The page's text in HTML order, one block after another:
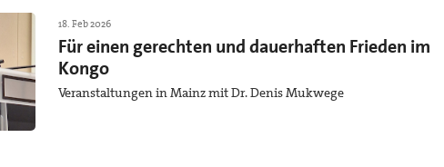
18. Feb 2026
Für einen gerechten und dauerhaften Frieden im
Kongo
Veranstaltungen in Mainz mit Dr. Denis Mukwege